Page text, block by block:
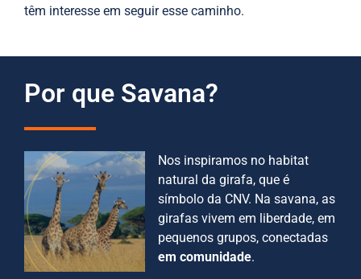
têm interesse em seguir esse caminho.
Por que Savana?
Nos inspiramos no habitat
natural da girafa, que é
símbolo da CNV. Na savana, as
girafas vivem em liberdade, em
pequenos grupos, conectadas
em comunidade.